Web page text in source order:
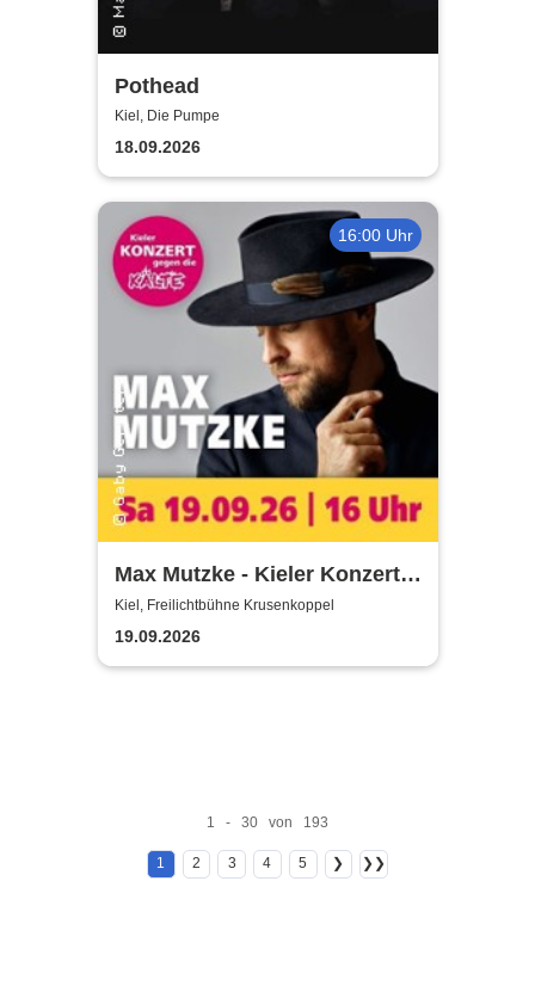
Pothead
Kiel, Die Pumpe
18.09.2026
16:00 Uhr
Max Mutzke - Kieler Konzert
gegen die Kälte
Kiel, Freilichtbühne Krusenkoppel
19.09.2026
1 - 30 von 193
1 2 3 4 5 ❯ ❯❯